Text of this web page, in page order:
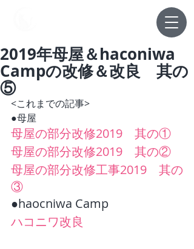
2019年母屋＆haconiwa
Campの改修＆改良 其の
⑤
<これまでの記事>
●母屋
母屋の部分改修2019　其の①
母屋の部分改修2019　其の②
母屋の部分改修工事2019　其の
③
●haocniwa Camp
ハコニワ改良